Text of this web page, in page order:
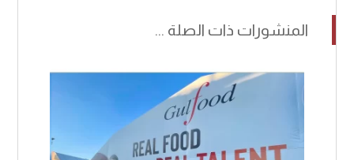
المنشورات ذات الصلة ...